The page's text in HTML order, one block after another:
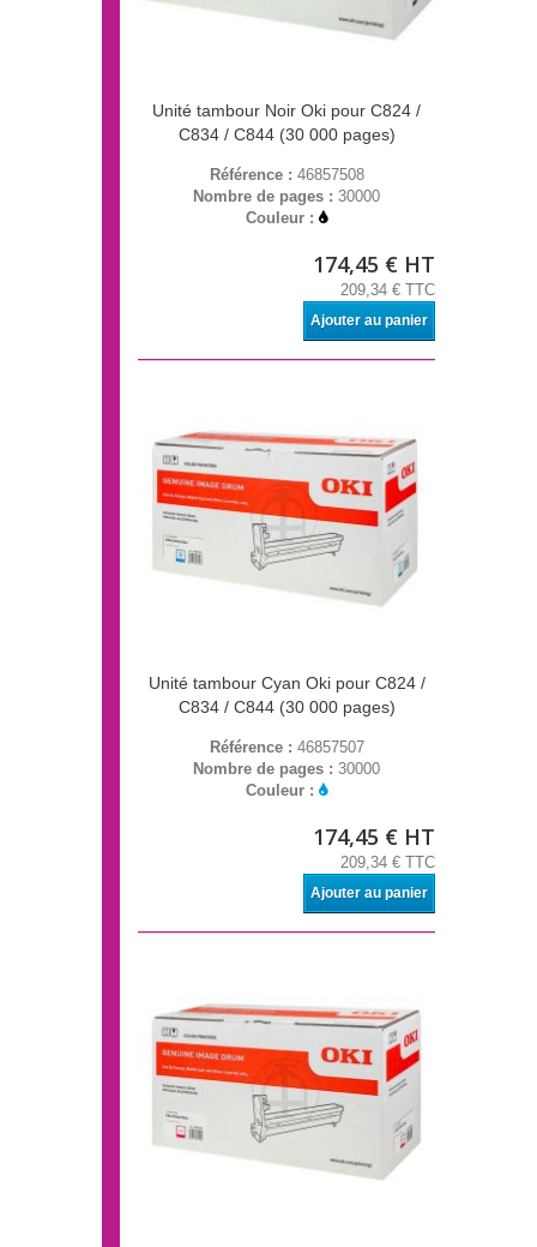
Unité tambour Noir Oki pour C824 /
C834 / C844 (30 000 pages)
Référence : 46857508
Nombre de pages : 30000
Couleur :
174,45 € HT
209,34 € TTC
Ajouter au panier
Unité tambour Cyan Oki pour C824 /
C834 / C844 (30 000 pages)
Référence : 46857507
Nombre de pages : 30000
Couleur :
174,45 € HT
209,34 € TTC
Ajouter au panier